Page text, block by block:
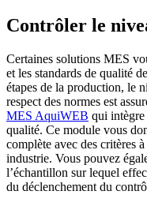
Contrôler le
Certaines solutions MES
et les standards de qualité
étapes de la production, le
respect des normes est
MES AquiWEB qui
qualité. Ce module vous
complète avec des critères
industrie. Vous pouvez
l’échantillon sur lequel
du déclenchement du